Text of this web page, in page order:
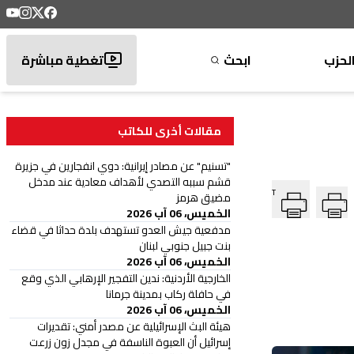
الحزب ابحث تغطية مباشرة
T
مقالات أخرى للكاتب
"تسنيم" عن مصادر إيرانية: دوي انفجارين في جزيرة
قشم سببه التصدي لأهداف معادية عند مدخل
مضيق هرمز
الخميس، 06 آب 2026
‏مدفعية جيش العدو تستهدف بلدة حداثا في قضاء
بنت جبيل جنوبي لبنان
الخميس، 06 آب 2026
الخارجية الأردنية: ندين التفجير الإرهابي الذي وقع
في حافلة ركاب بمدينة جرمانا
الخميس، 06 آب 2026
هيئة البث الإسرائيلية عن مصدر أمني: تقديرات
إسرائيل أن العبوة الناسفة في مجدل زون زرعت